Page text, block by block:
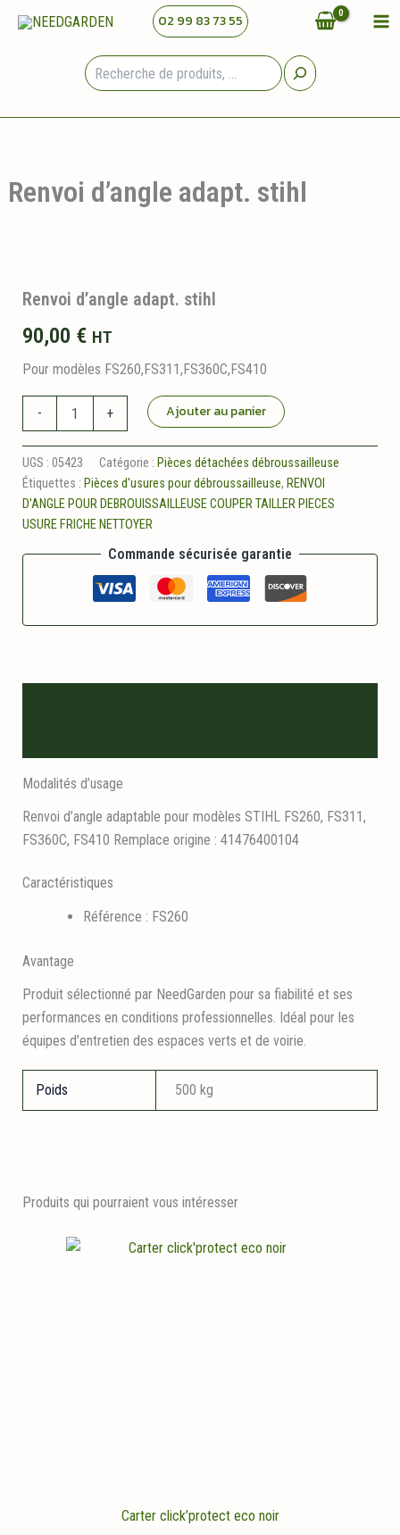
02 99 83 73 55
Renvoi d’angle adapt. stihl
Renvoi d’angle adapt. stihl
90,00 € HT
Pour modèles FS260,FS311,FS360C,FS410
-
d'angle
adapt.
stihl
+ Ajouter au panier
UGS : 05423 Catégorie : Pièces détachées débroussailleuse
Étiquettes : Pièces d'usures pour débroussailleuse, RENVOI
D'ANGLE POUR DEBROUISSAILLEUSE COUPER TAILLER PIECES
USURE FRICHE NETTOYER
Commande sécurisée garantie
Modalités d’usage
Renvoi d’angle adaptable pour modèles STIHL FS260, FS311,
FS360C, FS410 Remplace origine : 41476400104
Caractéristiques
Référence : FS260
Avantage
Produit sélectionné par NeedGarden pour sa fiabilité et ses
performances en conditions professionnelles. Idéal pour les
équipes d’entretien des espaces verts et de voirie.
Poids 500 kg
Produits qui pourraient vous intéresser
Carter click’protect eco noir